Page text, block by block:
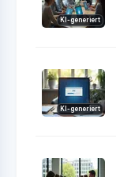
KI-generiert
KI-generiert